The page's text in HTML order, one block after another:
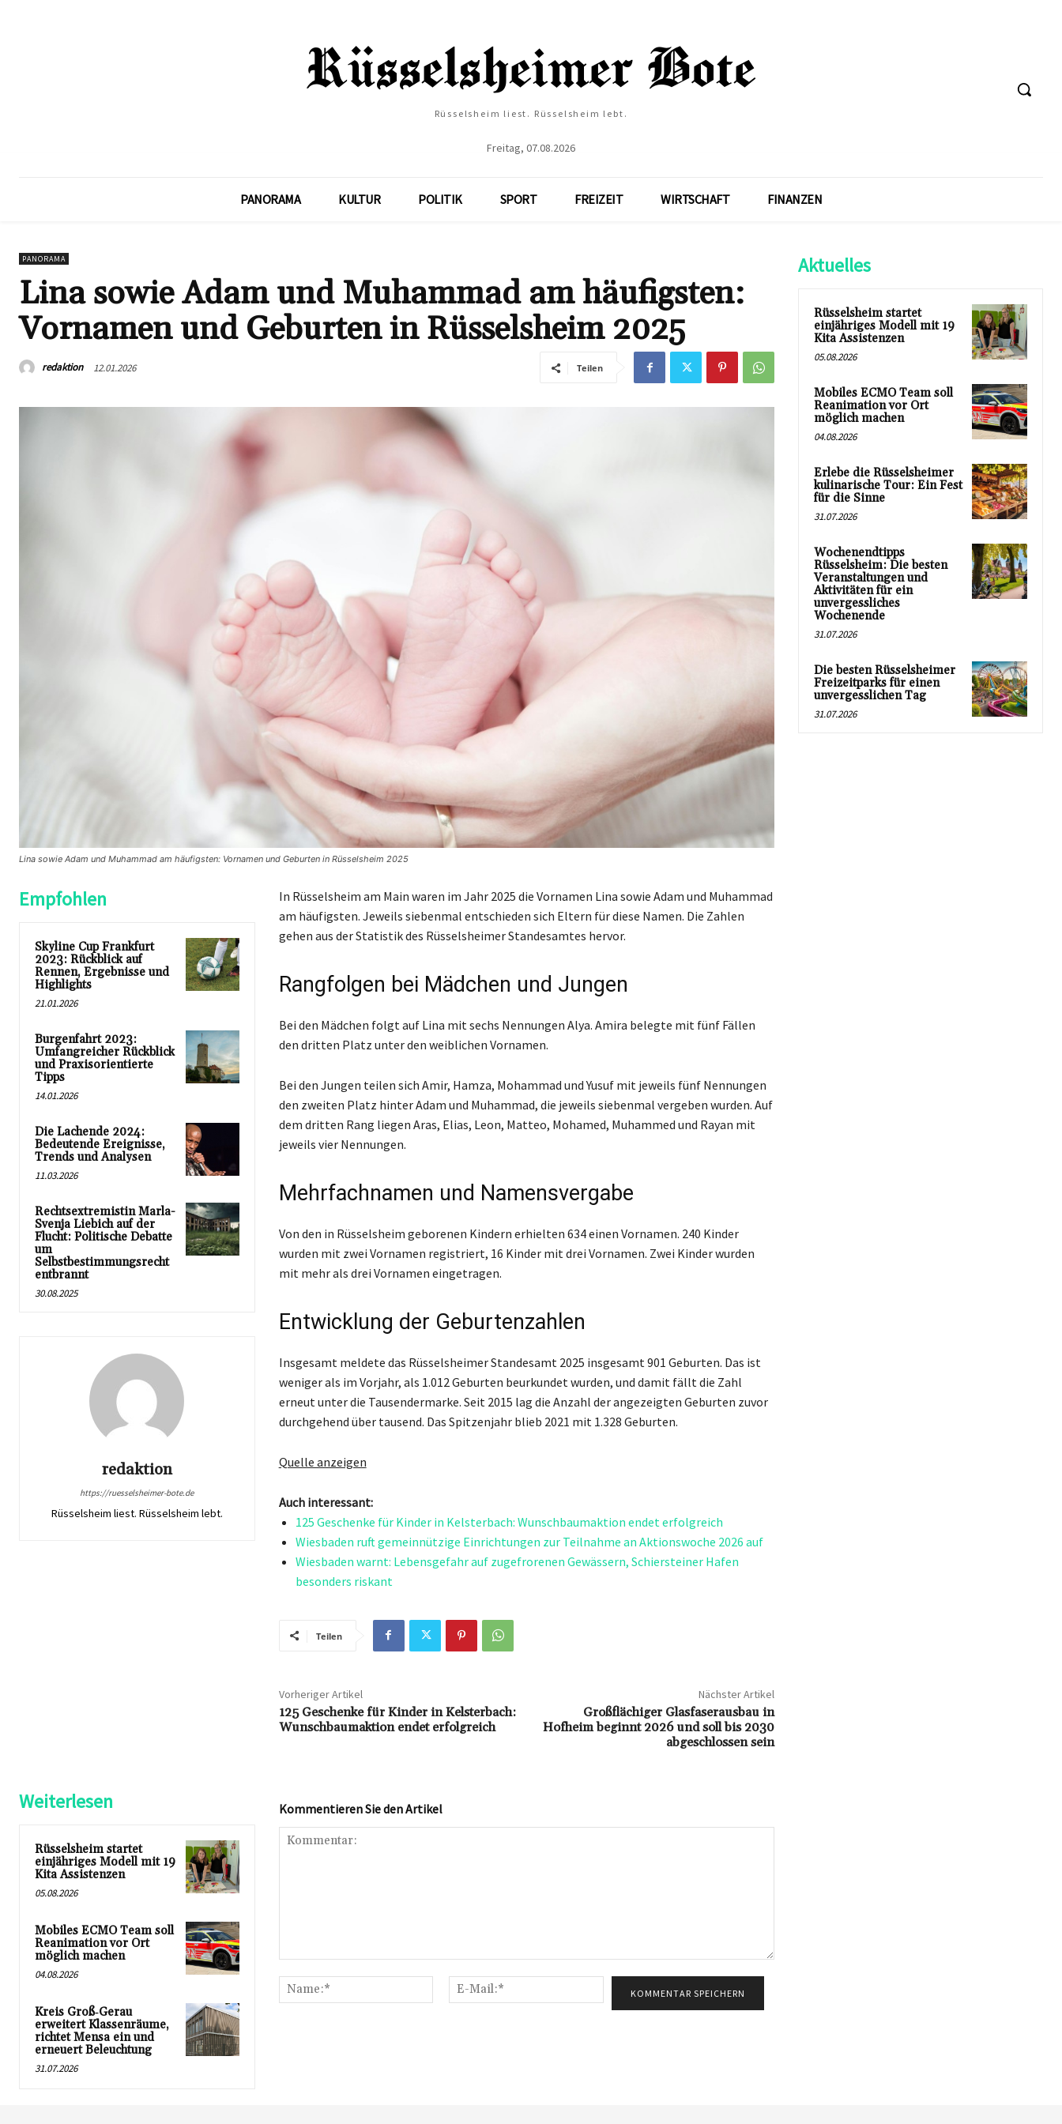
Rüsselsheim liest. Rüsselsheim lebt.
Freitag, 07.08.2026
PANORAMA KULTUR POLITIK SPORT FREIZEIT WIRTSCHAFT FINANZEN
PANORAMA
Lina sowie Adam und Muhammad am häufigsten:
Vornamen und Geburten in Rüsselsheim 2025
redaktion 12.01.2026 Teilen
Lina sowie Adam und Muhammad am häufigsten: Vornamen und Geburten in Rüsselsheim 2025
Empfohlen
Skyline Cup Frankfurt
2023: Rückblick auf
Rennen, Ergebnisse und
Highlights
21.01.2026
Burgenfahrt 2023:
Umfangreicher Rückblick
und Praxisorientierte
Tipps
14.01.2026
Die Lachende 2024:
Bedeutende Ereignisse,
Trends und Analysen
11.03.2026
Rechtsextremistin Marla-
Svenja Liebich auf der
Flucht: Politische Debatte
um
Selbstbestimmungsrecht
entbrannt
30.08.2025
redaktion
https://ruesselsheimer-bote.de
Rüsselsheim liest. Rüsselsheim lebt.
In Rüsselsheim am Main waren im Jahr 2025 die Vornamen Lina sowie Adam und Muhammad
am häufigsten. Jeweils siebenmal entschieden sich Eltern für diese Namen. Die Zahlen
gehen aus der Statistik des Rüsselsheimer Standesamtes hervor.
Rangfolgen bei Mädchen und Jungen
Bei den Mädchen folgt auf Lina mit sechs Nennungen Alya. Amira belegte mit fünf Fällen
den dritten Platz unter den weiblichen Vornamen.
Bei den Jungen teilen sich Amir, Hamza, Mohammad und Yusuf mit jeweils fünf Nennungen
den zweiten Platz hinter Adam und Muhammad, die jeweils siebenmal vergeben wurden. Auf
dem dritten Rang liegen Aras, Elias, Leon, Matteo, Mohamed, Muhammed und Rayan mit
jeweils vier Nennungen.
Mehrfachnamen und Namensvergabe
Von den in Rüsselsheim geborenen Kindern erhielten 634 einen Vornamen. 240 Kinder
wurden mit zwei Vornamen registriert, 16 Kinder mit drei Vornamen. Zwei Kinder wurden
mit mehr als drei Vornamen eingetragen.
Entwicklung der Geburtenzahlen
Insgesamt meldete das Rüsselsheimer Standesamt 2025 insgesamt 901 Geburten. Das ist
weniger als im Vorjahr, als 1.012 Geburten beurkundet wurden, und damit fällt die Zahl
erneut unter die Tausendermarke. Seit 2015 lag die Anzahl der angezeigten Geburten zuvor
durchgehend über tausend. Das Spitzenjahr blieb 2021 mit 1.328 Geburten.
Quelle anzeigen
Auch interessant:
125 Geschenke für Kinder in Kelsterbach: Wunschbaumaktion endet erfolgreich
Wiesbaden ruft gemeinnützige Einrichtungen zur Teilnahme an Aktionswoche 2026 auf
Wiesbaden warnt: Lebensgefahr auf zugefrorenen Gewässern, Schiersteiner Hafen
besonders riskant
Teilen
Vorheriger Artikel
125 Geschenke für Kinder in Kelsterbach:
Wunschbaumaktion endet erfolgreich
Nächster Artikel
Großflächiger Glasfaserausbau in
Hofheim beginnt 2026 und soll bis 2030
abgeschlossen sein
Weiterlesen
Rüsselsheim startet
einjähriges Modell mit 19
Kita Assistenzen
05.08.2026
Mobiles ECMO Team soll
Reanimation vor Ort
möglich machen
04.08.2026
Kreis Groß‑Gerau
erweitert Klassenräume,
richtet Mensa ein und
erneuert Beleuchtung
31.07.2026
Kommentieren Sie den Artikel
Name:*
Mail:*
Aktuelles
Rüsselsheim startet
einjähriges Modell mit 19
Kita Assistenzen
05.08.2026
Mobiles ECMO Team soll
Reanimation vor Ort
möglich machen
04.08.2026
Erlebe die Rüsselsheimer
kulinarische Tour: Ein Fest
für die Sinne
31.07.2026
Wochenendtipps
Rüsselsheim: Die besten
Veranstaltungen und
Aktivitäten für ein
unvergessliches
Wochenende
31.07.2026
Die besten Rüsselsheimer
Freizeitparks für einen
unvergesslichen Tag
31.07.2026